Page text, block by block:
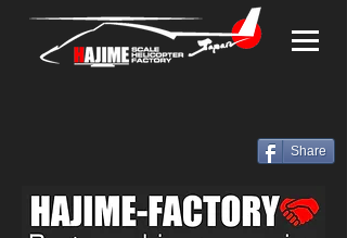
Share